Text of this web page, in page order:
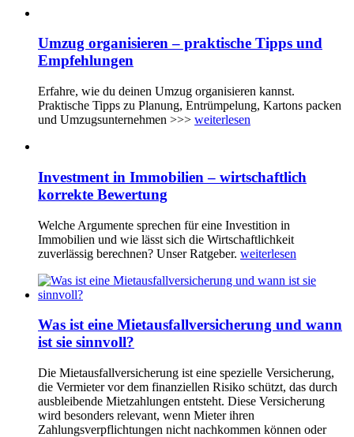
Umzug organisieren – praktische Tipps und
Empfehlungen
Erfahre, wie du deinen Umzug organisieren kannst.
Praktische Tipps zu Planung, Entrümpelung, Kartons packen
und Umzugsunternehmen >>> weiterlesen
Investment in Immobilien – wirtschaftlich
korrekte Bewertung
Welche Argumente sprechen für eine Investition in
Immobilien und wie lässt sich die Wirtschaftlichkeit
zuverlässig berechnen? Unser Ratgeber. weiterlesen
Was ist eine Mietausfallversicherung und wann
ist sie sinnvoll?
Die Mietausfallversicherung ist eine spezielle Versicherung,
die Vermieter vor dem finanziellen Risiko schützt, das durch
ausbleibende Mietzahlungen entsteht. Diese Versicherung
wird besonders relevant, wenn Mieter ihren
Zahlungsverpflichtungen nicht nachkommen können oder